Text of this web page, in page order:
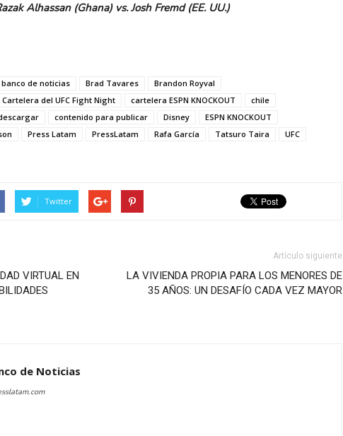
Alhassan (Ghana) vs. Josh Fremd (EE.UU.)
banco de noticias Brad Tavares
Brandon Royval
Cartelera del UFC Fight Night cartelera ESPN KNOCKOUT
chile
contenido para publicar Disney
ESPN KNOCKOUT
Press Latam PressLatam Rafa García Tatsuro Taira
UFC
Twitter
VIRTUAL EN
Artículo siguiente
LA VIVIENDA PROPIA PARA LOS MENORES DE
35 AÑOS: UN DESAFÍO CADA VEZ MAYOR
de Noticias